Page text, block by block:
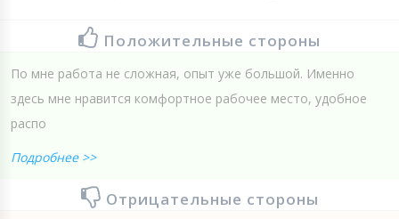
Положительные стороны
По мне работа не сложная, опыт уже большой. Именно
здесь мне нравится комфортное рабочее место, удобное
распо
Подробнее >>
Отрицательные стороны